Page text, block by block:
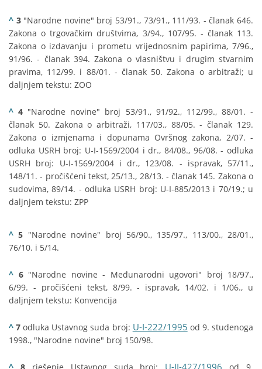
^ 3"Narodne novine" broj 53/91., 73/91., 111/93. - članak 646.
Zakona o trgovačkim društvima, 3/94., 107/95. - članak 113.
Zakona o izdavanju i prometu vrijednosnim papirima, 7/96.,
91/96. - članak 394. Zakona o vlasništvu i drugim stvarnim
pravima, 112/99. i 88/01. - članak 50. Zakona o arbitraži; u
daljnjem tekstu: ZOO
^4 "Narodne novine" broj 53/91., 91/92., 112/99., 88/01. -
članak 50. Zakona o arbitraži, 117/03., 88/05. - članak 129.
Zakona o izmjenama i dopunama Ovršnog zakona, 2/07. -
odluka USRH broj: U-I-1569/2004 i dr., 84/08., 96/08. - odluka
USRH broj: U-I-1569/2004 i dr., 123/08. - ispravak, 57/11.,
148/11. - pročišćeni tekst, 25/13., 28/13. - članak 145. Zakona o
sudovima, 89/14. - odluka USRH broj: U-I-885/2013 i 70/19.; u
daljnjem tekstu: ZPP
^5 "Narodne novine" broj 56/90., 135/97., 113/00., 28/01.,
76/10. i 5/14.
^ 6 "Narodne novine - Međunarodni ugovori" broj 18/97.,
6/99. - pročišćeni tekst, 8/99. - ispravak, 14/02. i 1/06., u
daljnjem tekstu: Konvencija
^7 odluka Ustavnog suda broj: U-I-222/1995 od 9. studenoga
1998., "Narodne novine" broj 150/98.